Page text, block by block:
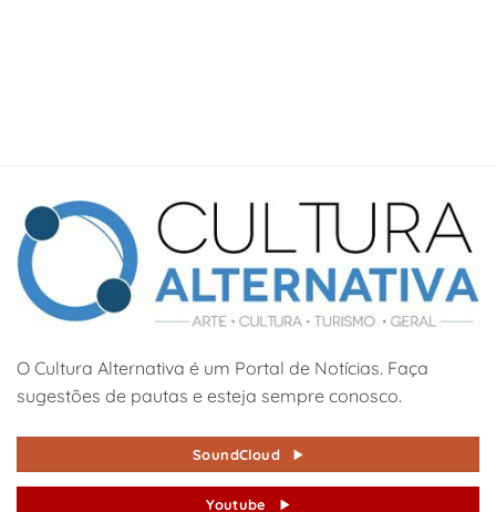
O Cultura Alternativa é um Portal de Notícias. Faça
sugestões de pautas e esteja sempre conosco.
SoundCloud
Youtube